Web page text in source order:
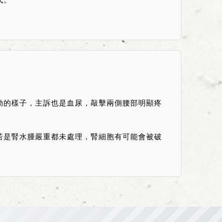
樣子，主訴也是血尿，敲擊兩側腰部明顯疼
腎水腫嚴重都未處理，腎細胞有可能會被破